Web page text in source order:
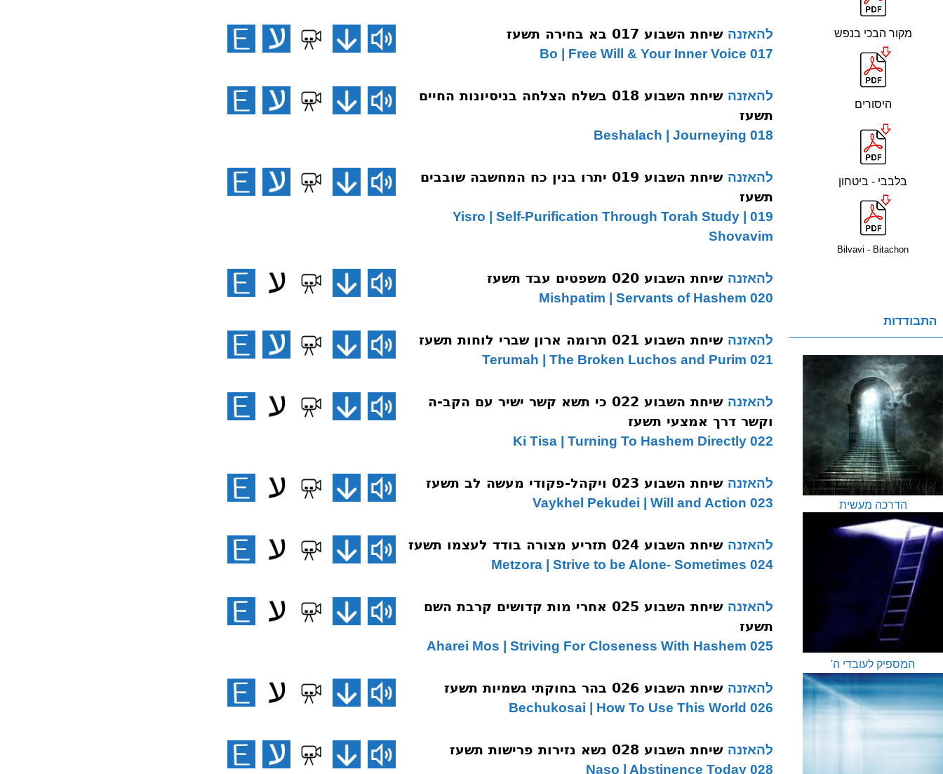
להאזנה שיחת השבוע 017 בא בחירה תשעז
017 Bo | Free Will & Your Inner Voice
להאזנה
שיחת השבוע 018 בשלח הצלחה בניסיונות החיים
תשעז
018 Beshalach | Journeying
להאזנה
שיחת השבוע 019 יתרו בנין כח המחשבה שובבים
תשעז
019 Yisro | Self-Purification Through Torah Study |
Shovavim
להאזנה שיחת השבוע 020 משפטים עבד תשעז
020 Mishpatim | Servants of Hashem
להאזנה שיחת השבוע 021 תרומה ארון שברי לוחות תשעז
021 Terumah | The Broken Luchos and Purim
להאזנה
שיחת השבוע 022 כי תשא קשר ישיר עם הקב-ה
וקשר דרך אמצעי תשעז
022 Ki Tisa | Turning To Hashem Directly
להאזנה שיחת השבוע 023 ויקהל-פקודי מעשה לב תשעז
023 Vaykhel Pekudei | Will and Action
להאזנה שיחת השבוע 024 תזריע מצורה בודד לעצמו תשעז
024 Metzora | Strive to be Alone- Sometimes
להאזנה
שיחת השבוע 025 אחרי מות קדושים קרבת השם
תשעז
025 Aharei Mos | Striving For Closeness With Hashem
להאזנה שיחת השבוע 026 בהר בחוקתי גשמיות תשעז
026 Bechukosai | How To Use This World
להאזנה שיחת השבוע 028 נשא נזירות פרישות תשעז
028 Naso | Abstinence Today
מקור הבכי בנפש
היסורים
בלבבי - ביטחון
Bilvavi - Bitachon
התבודדות
הדרכה מעשית
המספיק לעובדי ה'